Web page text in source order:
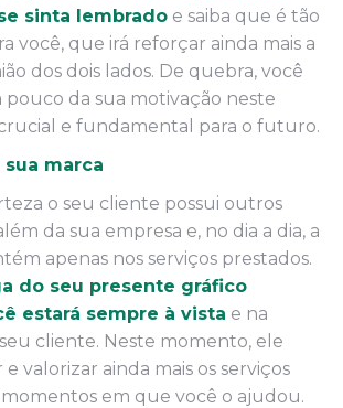
sinta lembrado e saiba que é tão
você, que irá reforçar ainda mais a
dos dois lados. De quebra, você
da sua motivação neste
e fundamental para o futuro.
marca
o seu cliente possui outros
da sua empresa e, no dia a dia, a
apenas nos serviços prestados.
do seu presente gráfico
estará sempre à vista e na
cliente. Neste momento, ele
valorizar ainda mais os serviços
momentos em que você o ajudou.